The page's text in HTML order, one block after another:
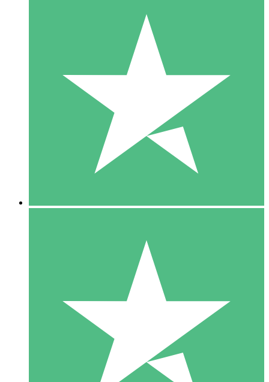
Individuele Creditpakketten
Betaal per gebruik met downloadtegoeden. Geen maandelijkse
1000
10 Downloaden
20 00